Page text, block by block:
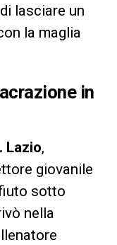
lasciare un
la maglia
in
Lazio,
giovanile
sotto
nella